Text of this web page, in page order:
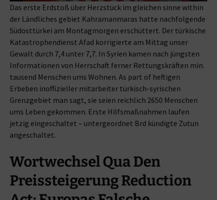
Das erste Erdstoß über Herzstück im gleichen sinne within
der Ländliches gebiet Kahramanmaras hatte nachfolgende
Südosttürkei am Montagmorgen erschüttert. Der türkische
Katastrophendienst Afad korrigierte am Mittag unser
Gewalt durch 7,4 unter 7,7. In Syrien kamen nach jüngsten
Informationen von Herrschaft ferner Rettungskräften min.
tausend Menschen ums Wohnen. As part of heftigen
Erbeben inoffizieller mitarbeiter türkisch-syrischen
Grenzgebiet man sagt, sie seien reichlich 2650 Menschen
ums Leben gekommen. Erste Hilfsmaßnahmen laufen
jetzig eingeschaltet – untergeordnet Brd kündigte Zutun
angeschaltet.
Wortwechsel Qua Den
Preissteigerung Reduction